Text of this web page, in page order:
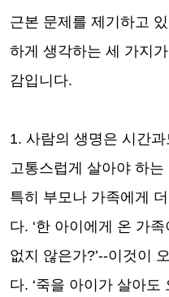
근본 문제를 제기하고
하게 생각하는 세 가지
감입니다.
1. 사람의 생명은 시간
고통스럽게 살아야 하
특히 부모나 가족에게
다. ‘한 아이에게 온 가
없지 않은가?’--이것이
다. ‘죽을 아이가 살아